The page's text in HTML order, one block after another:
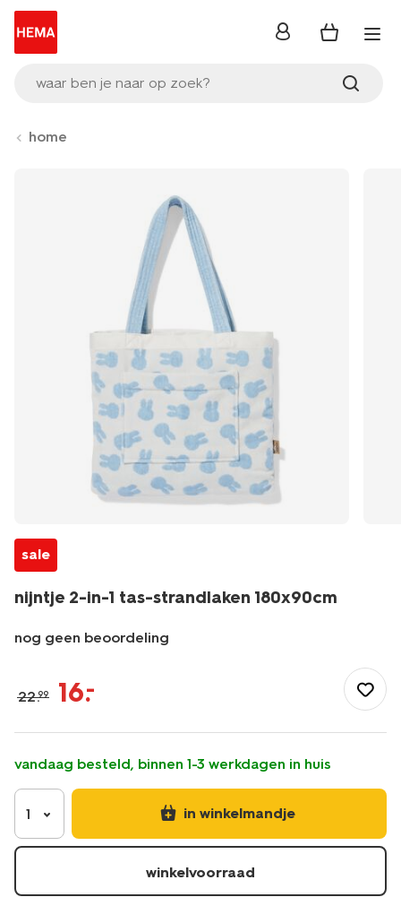
waar ben je naar op zoek?
inloggen
home
sale
nijntje 2-in-1 tas-strandlaken 180x90cm
nog geen beoordeling
in-
tas-
strandlaken-
180x90cm-
60470028.html
22.99 16.–
vandaag besteld, binnen 1-3 werkdagen in huis
1 in winkelmandje
winkelvoorraad